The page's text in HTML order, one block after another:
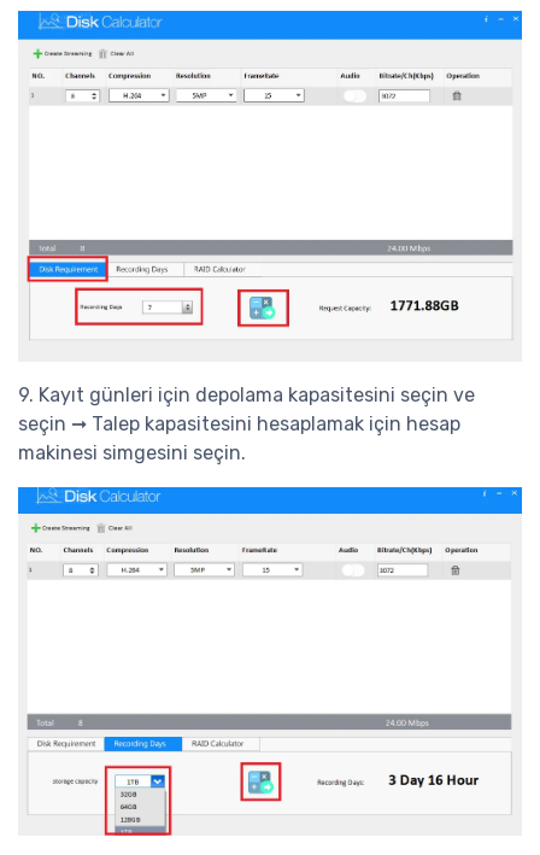
9. Kayıt günleri için depolama kapasitesini seçin ve
seçin ➞ Talep kapasitesini hesaplamak için hesap
makinesi simgesini seçin.